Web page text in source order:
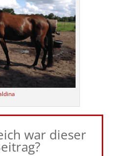
war dieser